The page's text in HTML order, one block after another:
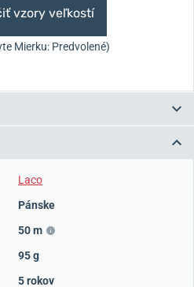
vzory veľkostí
Mierku: Predvolené)
Laco
Pánske
50 m
95 g
5 rokov